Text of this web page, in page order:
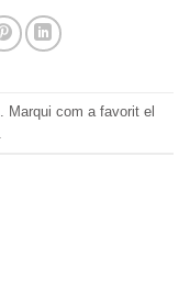
. Marqui com a favorit el